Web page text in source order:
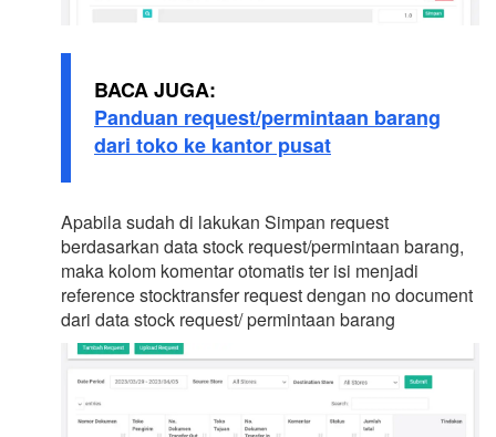
BACA JUGA:
Panduan request/permintaan barang
dari toko ke kantor pusat
Apabila sudah di lakukan Simpan request
berdasarkan data stock request/permintaan barang,
maka kolom komentar otomatis ter isi menjadi
reference stocktransfer request dengan no document
dari data stock request/ permintaan barang